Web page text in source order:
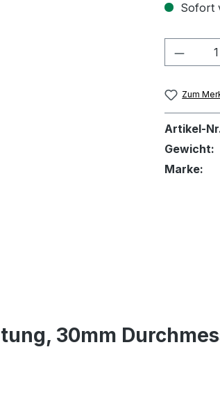
Sofort
Zum
Artikel-
Gewicht:
Marke:
30mm